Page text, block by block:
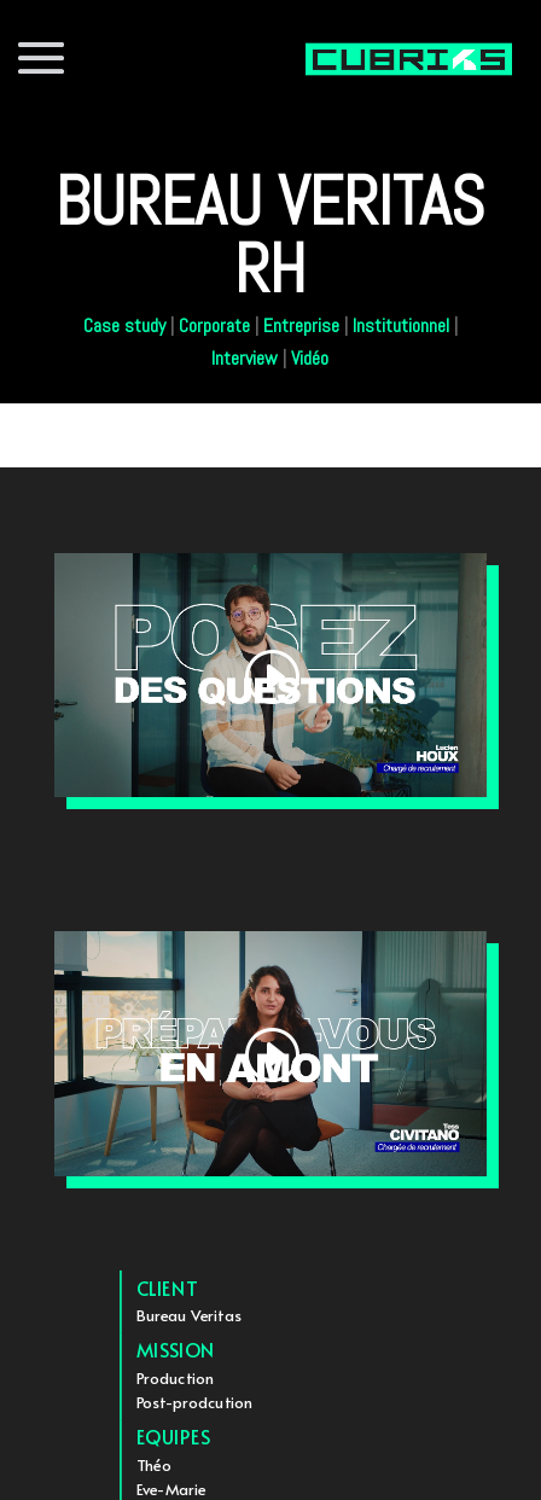
BUREAU VERITAS
RH
Case study| Corporate| Entreprise| Institutionnel|
Interview |Vidéo
CLIENT
Bureau Veritas
MISSION
Production
Post-prodcution
EQUIPES
Théo
Eve-Marie